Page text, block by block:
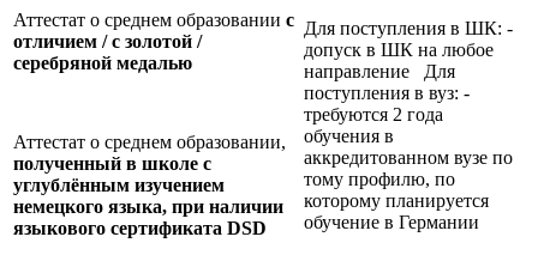
Аттестат о среднем образовании с
отличием / с золотой /
серебряной медалью
Для поступления в ШК: -
допуск в ШК на любое
направление Для
поступления в вуз: -
требуются 2 года
обучения в
аккредитованном вузе по
тому профилю, по
которому планируется
обучение в Германии
Аттестат о среднем образовании,
полученный в школе с
углублённым изучением
немецкого языка, при наличии
языкового сертификата DSD